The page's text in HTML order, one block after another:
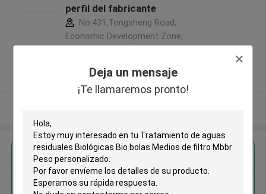
Deja un mensaje
¡Te llamaremos pronto!
perfil del fabricante
No.431,Tongsheng Road,
Economic Development Zone,
Proveedor verificado
Obtenga el mejor precio por
Tratamiento de aguas residuales